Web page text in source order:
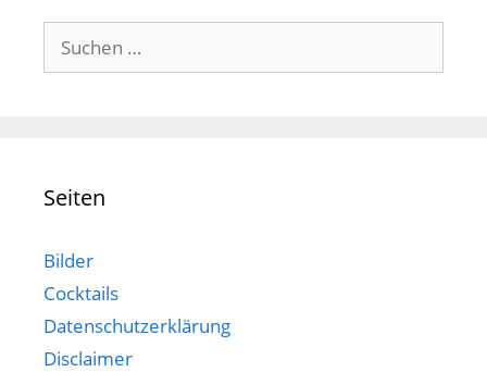
Suchen
nach:
Seiten
Bilder
Cocktails
Datenschutzerklärung
Disclaimer